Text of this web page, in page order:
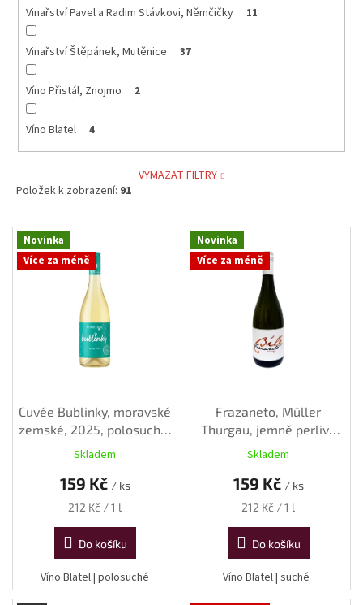
Vinařství Pavel a Radim Stávkovi, Němčičky 11
Vinařství Štěpánek, Mutěnice 37
Víno Přistál, Znojmo 2
Víno Blatel 4
VYMAZAT FILTRY
Položek k zobrazení: 91
V Novinka
Více za méně
Cuvée Bublinky, moravské
zemské, 2025, polosuché,
0,75 l
Skladem
159 Kč / ks
Měrná
212 Kč / 1 l
Do košíku
Víno Blatel | polosuché
Novinka
Více za méně
Frazaneto, Müller
Thurgau, jemně perlivé
víno, 2024, suché, 0,75 l
Skladem
159 Kč / ks
Měrná
212 Kč / 1 l
Do košíku
Víno Blatel | suché